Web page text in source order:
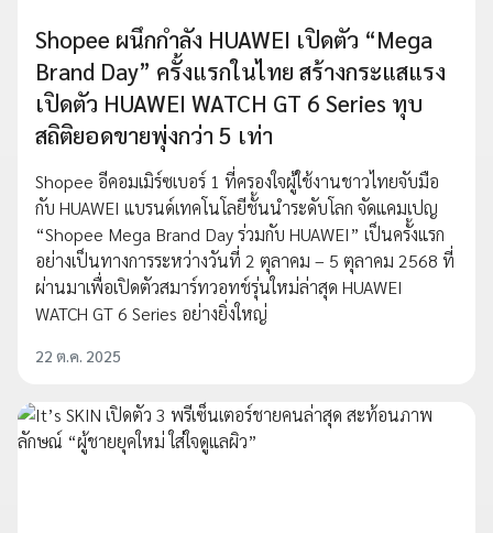
Shopee ผนึกกำลัง HUAWEI เปิดตัว “Mega
Brand Day” ครั้งแรกในไทย สร้างกระแสแรง
เปิดตัว HUAWEI WATCH GT 6 Series ทุบ
สถิติยอดขายพุ่งกว่า 5 เท่า
Shopee อีคอมเมิร์ซเบอร์ 1 ที่ครองใจผู้ใช้งานชาวไทยจับมือ
กับ HUAWEI แบรนด์เทคโนโลยีชั้นนำระดับโลก จัดแคมเปญ
“Shopee Mega Brand Day ร่วมกับ HUAWEI” เป็นครั้งแรก
อย่างเป็นทางการระหว่างวันที่ 2 ตุลาคม – 5 ตุลาคม 2568 ที่
ผ่านมาเพื่อเปิดตัวสมาร์ทวอทช์รุ่นใหม่ล่าสุด HUAWEI
WATCH GT 6 Series อย่างยิ่งใหญ่
22 ต.ค. 2025